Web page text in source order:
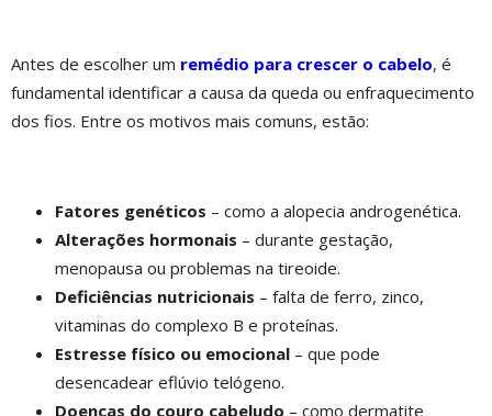
Antes de escolher um remédio para crescer o cabelo, é
fundamental identificar a causa da queda ou enfraquecimento
dos fios. Entre os motivos mais comuns, estão:
Fatores genéticos – como a alopecia androgenética.
Alterações hormonais – durante gestação,
menopausa ou problemas na tireoide.
Deficiências nutricionais – falta de ferro, zinco,
vitaminas do complexo B e proteínas.
Estresse físico ou emocional – que pode
desencadear eflúvio telógeno.
Doenças do couro cabeludo – como dermatite